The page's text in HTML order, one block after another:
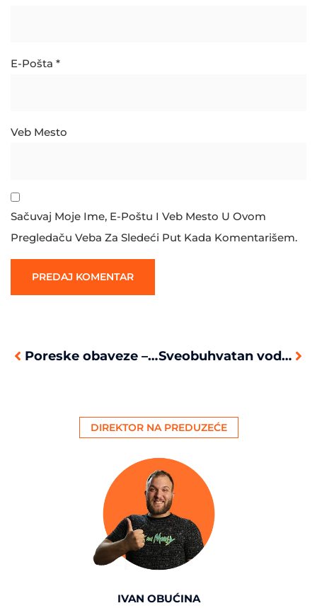
E-Pošta *
Veb Mesto
Sačuvaj Moje Ime, E-Poštu I Veb Mesto U Ovom
Pregledaču Veba Za Sledeći Put Kada Komentarišem.
Poreske obaveze – Kako da upravljanje njima i pretvorite u prednost za vašu firmu Sveobuhvatan vodič kroz nove izmene Zakona o poreskom postupku i poreskoj administraciji
DIREKTOR NA PREDUZEĆE
IVAN OBUĆINA